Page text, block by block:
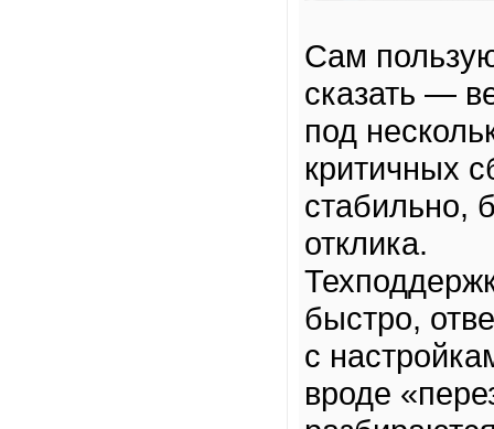
Сам
сказать —
под
критичных
стабильно,
отклика.
быстро,
с
вроде